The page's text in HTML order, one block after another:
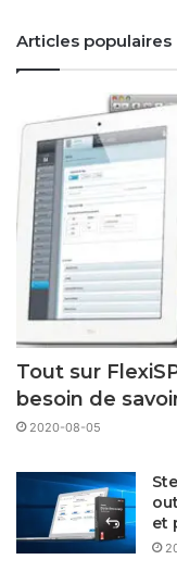
Articles populaires
Tout sur
besoin de
2020-08-05
et